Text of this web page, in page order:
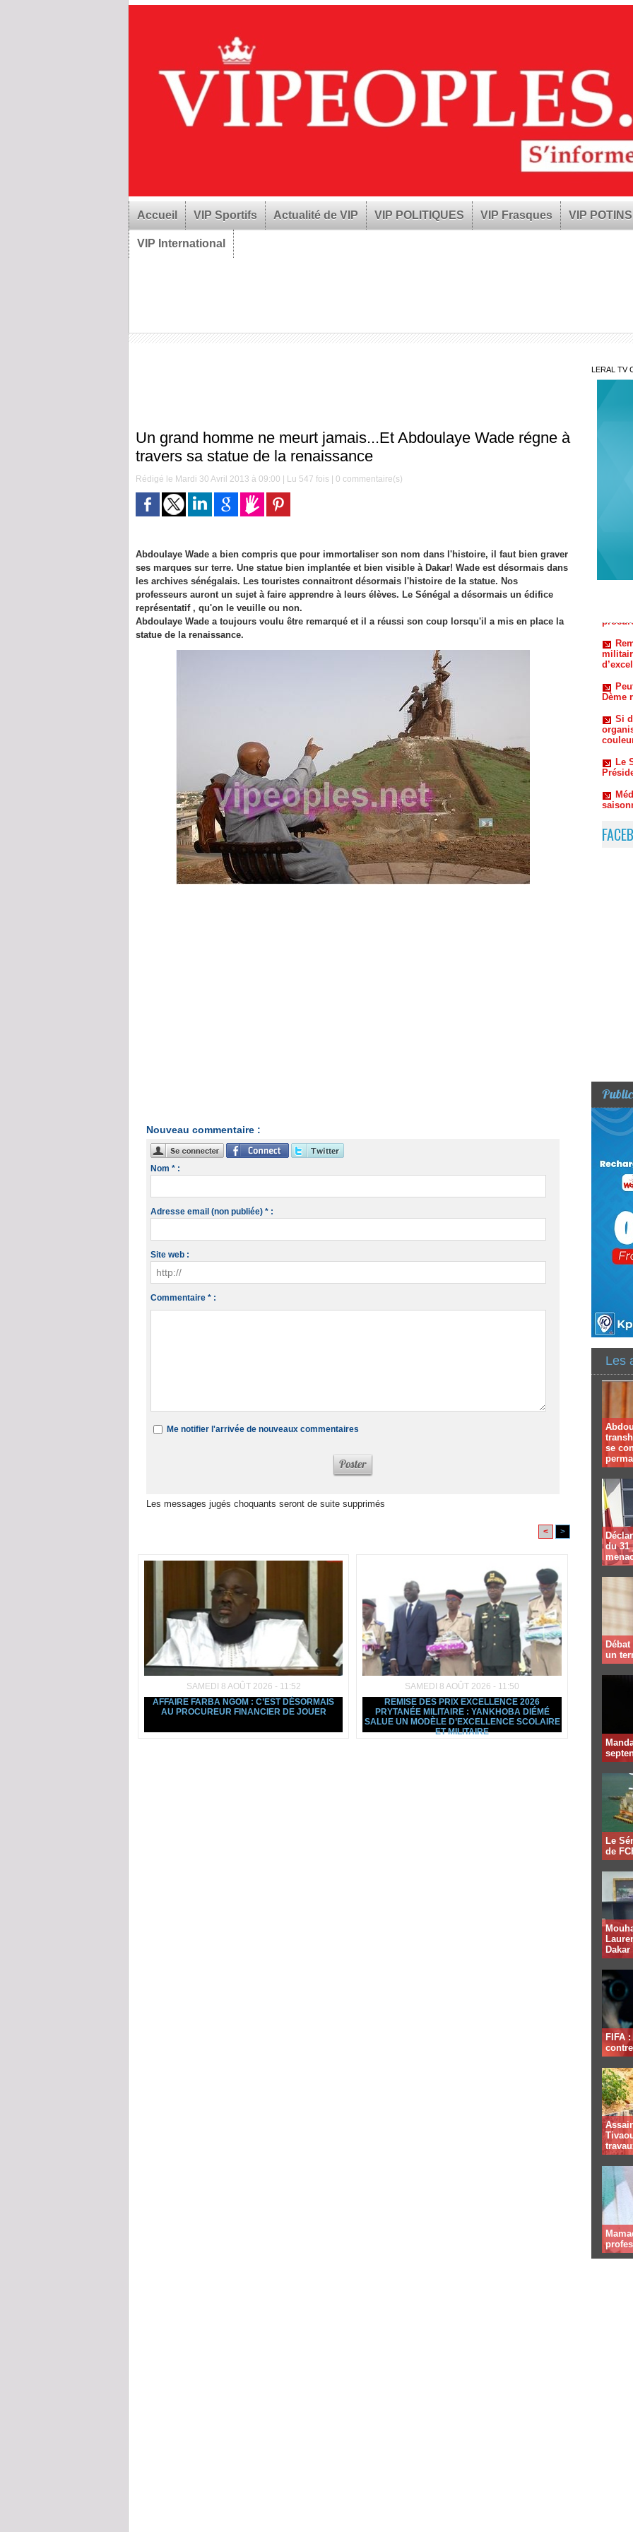
Accueil VIP Sportifs Actualité de VIP VIP POLITIQUES VIP Frasques VIP POTINS
VIP International
Un grand homme ne meurt jamais...Et Abdoulaye Wade régne à
travers sa statue de la renaissance
Rédigé le Mardi 30 Avril 2013 à 09:00 | Lu 547 fois | 0 commentaire(s)
Abdoulaye Wade a bien compris que pour immortaliser son nom dans l'histoire, il faut bien graver
ses marques sur terre. Une statue bien implantée et bien visible à Dakar! Wade est désormais dans
les archives sénégalais. Les touristes connaitront désormais l'histoire de la statue. Nos
professeurs auront un sujet à faire apprendre à leurs élèves. Le Sénégal a désormais un édifice
représentatif , qu'on le veuille ou non.
Abdoulaye Wade a toujours voulu être remarqué et il a réussi son coup lorsqu'il a mis en place la
statue de la renaissance.
Nouveau commentaire :
Nom * :
Adresse email (non publiée) * :
Site web :
Commentaire * :
Me notifier l'arrivée de nouveaux commentaires
Les messages jugés choquants seront de suite supprimés
< >
SAMEDI 8 AOÛT 2026 - 11:52
AFFAIRE FARBA NGOM : C’EST DÉSORMAIS
AU PROCUREUR FINANCIER DE JOUER
SAMEDI 8 AOÛT 2026 - 11:50
REMISE DES PRIX EXCELLENCE 2026
PRYTANÉE MILITAIRE : YANKHOBA DIÉMÉ
SALUE UN MODÈLE D’EXCELLENCE SCOLAIRE
ET MILITAIRE
LERAL TV
Dème
Le
contre
Les
se
du 31
un
Le
de
Dakar
FIFA